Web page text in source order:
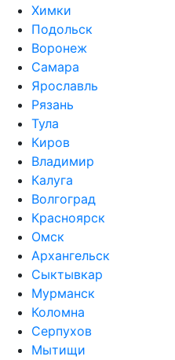
Химки
Подольск
Воронеж
Самара
Ярославль
Рязань
Тула
Киров
Владимир
Калуга
Волгоград
Красноярск
Омск
Архангельск
Сыктывкар
Мурманск
Коломна
Серпухов
Мытищи